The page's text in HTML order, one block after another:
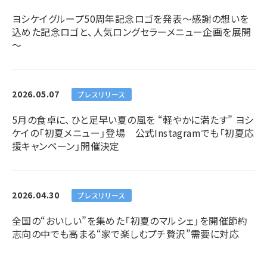
ヨシケイグループ50周年記念ロゴを発表～感謝の想いを
込めた記念ロゴと、人気ロングセラーメニュー企画を展開
～
2026.05.07 プレスリリース
5月の食卓に、ひと足早い夏の風を “軽やかに満たす” ヨシ
ケイの「初夏メニュー」登場 公式Instagramでも「初夏応
援キャンペーン」開催決定
2026.04.30 プレスリリース
全国の“おいしい”を集めた「初夏のマルシェ」を開催節約
志向の中でも高まる“家で楽しむプチ贅沢”需要に対応